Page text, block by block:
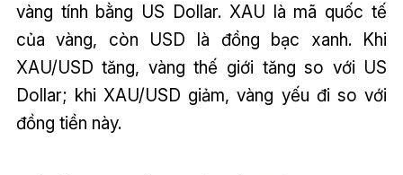
vàng tính bằng US Dollar. XAU là mã quốc tế
của vàng, còn USD là đồng bạc xanh. Khi
XAU/USD tăng, vàng thế giới tăng so với US
Dollar; khi XAU/USD giảm, vàng yếu đi so với
đồng tiền này.